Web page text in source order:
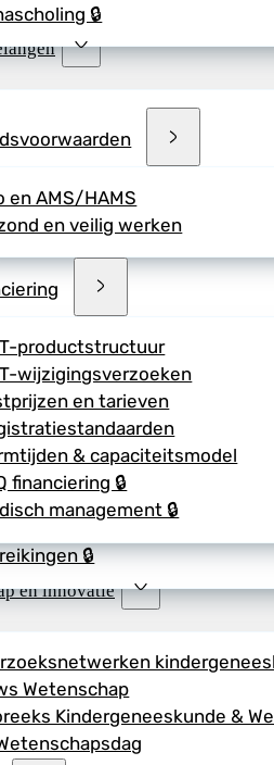
🔒
en AMS/HAMS
en veilig werken
productstructuur
wijzigingsverzoeken
en tarieven
& capaciteitsmodel
financiering 🔒
management 🔒
🔒
en innovatie
Wetenschap
Kindergeneeskunde &